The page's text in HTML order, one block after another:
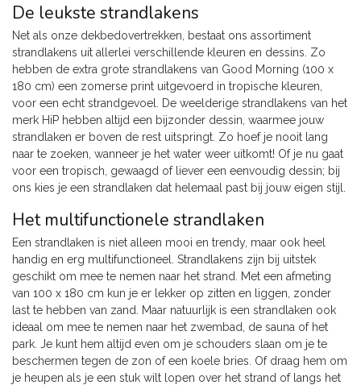
De leukste strandlakens
Net als onze dekbedovertrekken, bestaat ons assortiment
strandlakens uit allerlei verschillende kleuren en dessins. Zo
hebben de extra grote strandlakens van Good Morning (100 x
180 cm) een zomerse print uitgevoerd in tropische kleuren,
voor een echt strandgevoel. De weelderige strandlakens van het
merk HiP hebben altijd een bijzonder dessin, waarmee jouw
strandlaken er boven de rest uitspringt. Zo hoef je nooit lang
naar te zoeken, wanneer je het water weer uitkomt! Of je nu gaat
voor een tropisch, gewaagd of liever een eenvoudig dessin; bij
ons kies je een strandlaken dat helemaal past bij jouw eigen stijl.
Het multifunctionele strandlaken
Een strandlaken is niet alleen mooi en trendy, maar ook heel
handig en erg multifunctioneel. Strandlakens zijn bij uitstek
geschikt om mee te nemen naar het strand. Met een afmeting
van 100 x 180 cm kun je er lekker op zitten en liggen, zonder
last te hebben van zand. Maar natuurlijk is een strandlaken ook
ideaal om mee te nemen naar het zwembad, de sauna of het
park. Je kunt hem altijd even om je schouders slaan om je te
beschermen tegen de zon of een koele bries. Of draag hem om
je heupen als je een stuk wilt lopen over het strand of langs het